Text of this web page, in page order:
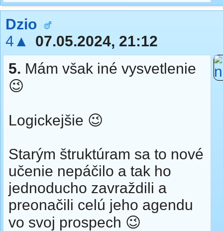
Dzio
4▲
07.05.2024, 21:12
5. Mám však iné vysvetlenie
😉
Logickejšie 😉
Starým štruktúram sa to nové
učenie nepáčilo a tak ho
jednoducho zavraždili a
preonačili celú jeho agendu
vo svoj prospech 😉